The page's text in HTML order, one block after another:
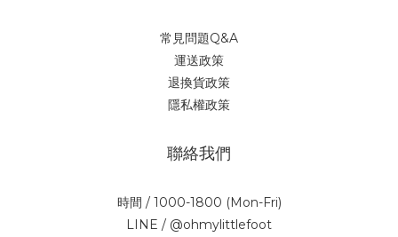
常見問題Q&A
運送政策
退換貨政策
隱私權政策
聯絡我們
時間 / 1000-1800 (Mon-Fri)
LINE / @ohmylittlefoot